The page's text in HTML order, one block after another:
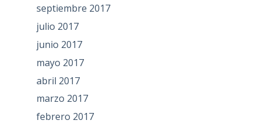
septiembre 2017
julio 2017
junio 2017
mayo 2017
abril 2017
marzo 2017
febrero 2017